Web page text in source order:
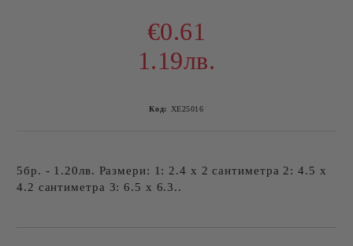
€0.61
1.19лв.
Код: ХЕ25016
5бр. - 1.20лв. Размери: 1: 2.4 x 2 сантиметра 2: 4.5 x
4.2 сантиметра 3: 6.5 x 6.3..